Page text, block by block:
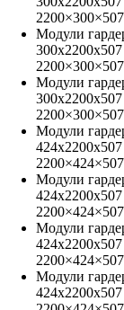
2200×300×507
Модули
2200×300×507
Модули
2200×300×507
Модули
2200×424×507
Модули
2200×424×507
Модули
2200×424×507
Модули